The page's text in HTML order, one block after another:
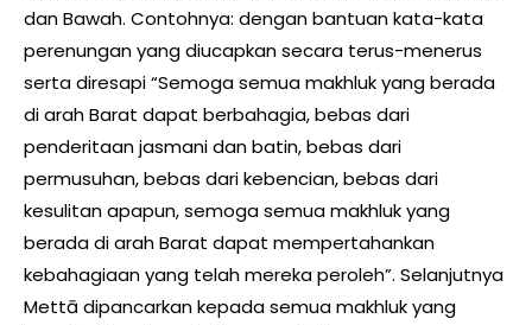
dan Bawah. Contohnya: dengan bantuan kata-kata
perenungan yang diucapkan secara terus-menerus
serta diresapi “Semoga semua makhluk yang berada
di arah Barat dapat berbahagia, bebas dari
penderitaan jasmani dan batin, bebas dari
permusuhan, bebas dari kebencian, bebas dari
kesulitan apapun, semoga semua makhluk yang
berada di arah Barat dapat mempertahankan
kebahagiaan yang telah mereka peroleh”. Selanjutnya
Mettā dipancarkan kepada semua makhluk yang